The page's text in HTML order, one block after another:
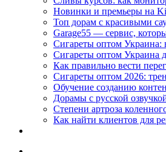
Новинки и премьеры на
Топ дорам с красивыми
Garage55 — сервис,
Сигареты оптом Украина:
Сигареты оптом Украина
Как правильно вести
Сигареты оптом 2026:
Обучение созданию
Дорамы с русской
Степени артроза
Как найти клиентов для